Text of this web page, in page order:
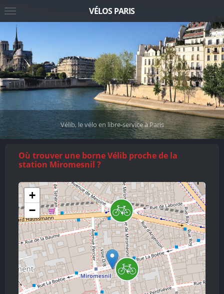
Vélib, le vélo en libre-service à Paris
Où trouver une borne Vélib proche de la
station Miromesnil ?
+
−
VÉLOS PARIS